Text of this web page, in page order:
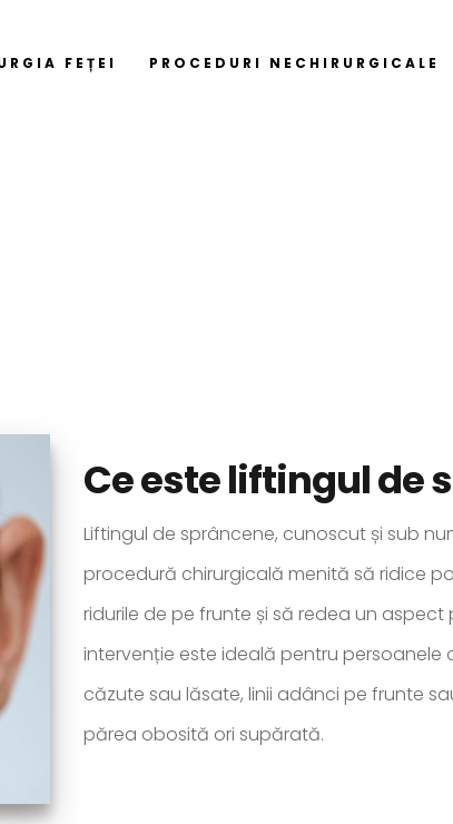
FEȚEI PROCEDURI NECHIRURGICALE
Ce este liftingul de
Liftingul de sprâncene, cunoscut și sub
procedură chirurgicală menită să ridice
ridurile de pe frunte și să redea un
intervenție este ideală pentru
căzute sau lăsate, linii adânci pe frunte
părea obosită ori supărată.